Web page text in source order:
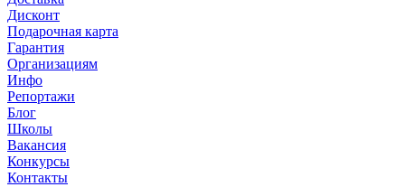
Дисконт
Подарочная карта
Гарантия
Организациям
Инфо
Репортажи
Блог
Школы
Вакансия
Конкурсы
Контакты